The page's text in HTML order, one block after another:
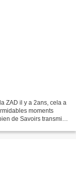
ZAD il y a 2ans, cela a
moments
de Savoirs transmis,